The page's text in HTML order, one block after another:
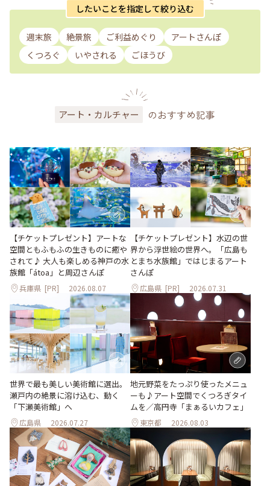
したいことを指定して絞り込む
週末旅 絶景旅 ご利益めぐり
アートさんぽ
くつろぐ
いやされる ごほうび
アート・カルチャー のおすすめ記事
【チケットプレゼント】アートな
空間ともふもふの生きものに癒や
されて♪ 大人も楽しめる神戸の水
族館「átoa」と周辺さんぽ
兵庫県 [PR] 2026.08.07
【チケットプレゼント】水辺の世
界から浮世絵の世界へ。「広島も
とまち水族館」ではじまるアート
さんぽ
広島県 [PR] 2026.07.31
世界で最も美しい美術館に選出。
瀬戸内の絶景に溶け込む、動く
「下瀬美術館」へ
広島県 2026.07.27
地元野菜をたっぷり使ったメニュ
ーも♪アート空間でくつろぎタイ
ムを／高円寺「まぁるいカフェ」
東京都 2026.08.03